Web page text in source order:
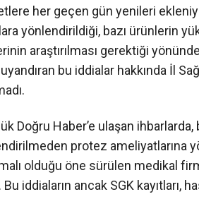
her geçen gün yenileri
yönlendirildiği, bazı ürünlerin
araştırılması gerektiği
uyandıran bu iddialar hakkında İl
Doğru Haber’e ulaşan
protez ameliyatlarına
olduğu öne sürülen medikal
Bu iddiaların ancak SGK kayıtları,